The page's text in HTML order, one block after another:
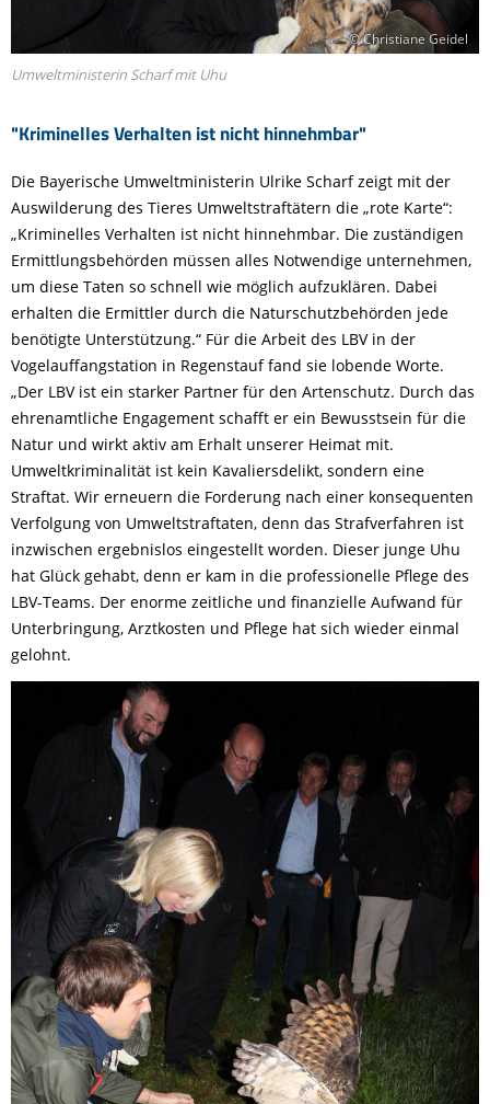
"Kriminelles Verhalten ist nicht hinnehmbar"
© Christiane Geidel
Umweltministerin Scharf mit Uhu
Die Bayerische Umweltministerin Ulrike Scharf zeigt mit der
Auswilderung des Tieres Umweltstraftätern die „rote Karte“:
„Kriminelles Verhalten ist nicht hinnehmbar. Die zuständigen
Ermittlungsbehörden müssen alles Notwendige unternehmen,
um diese Taten so schnell wie möglich aufzuklären. Dabei
erhalten die Ermittler durch die Naturschutzbehörden jede
benötigte Unterstützung.“ Für die Arbeit des LBV in der
Vogelauffangstation in Regenstauf fand sie lobende Worte.
„Der LBV ist ein starker Partner für den Artenschutz. Durch das
ehrenamtliche Engagement schafft er ein Bewusstsein für die
Natur und wirkt aktiv am Erhalt unserer Heimat mit.
Umweltkriminalität ist kein Kavaliersdelikt, sondern eine
Straftat. Wir erneuern die Forderung nach einer konsequenten
Verfolgung von Umweltstraftaten, denn das Strafverfahren ist
inzwischen ergebnislos eingestellt worden. Dieser junge Uhu
hat Glück gehabt, denn er kam in die professionelle Pflege des
LBV-Teams. Der enorme zeitliche und finanzielle Aufwand für
Unterbringung, Arztkosten und Pflege hat sich wieder einmal
gelohnt.